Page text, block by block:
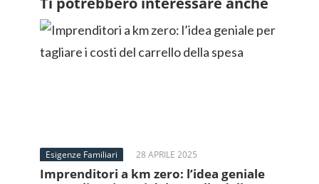
Esigenze Familiari 28 APRILE 2025
Imprenditori a km zero: l’idea geniale